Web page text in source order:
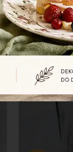
SKLADOM